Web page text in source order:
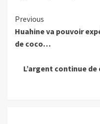
Continue
Reading
Previous
Huahine va pouvoir
de coco…
L’argent continue